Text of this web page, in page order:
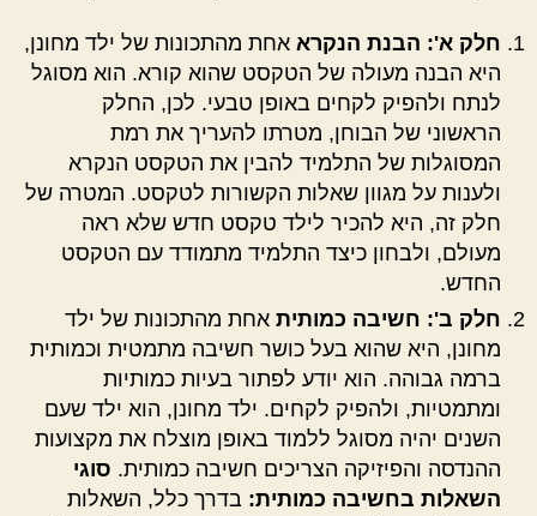
חלק א': הבנת הנקרא אחת מהתכונות של ילד מחונן,
היא הבנה מעולה של הטקסט שהוא קורא. הוא מסוגל
לנתח ולהפיק לקחים באופן טבעי. לכן, החלק
הראשוני של הבוחן, מטרתו להעריך את רמת
המסוגלות של התלמיד להבין את הטקסט הנקרא
ולענות על מגוון שאלות הקשורות לטקסט. המטרה של
חלק זה, היא להכיר לילד טקסט חדש שלא ראה
מעולם, ולבחון כיצד התלמיד מתמודד עם הטקסט
החדש.
חלק ב': חשיבה כמותית אחת מהתכונות של ילד
מחונן, היא שהוא בעל כושר חשיבה מתמטית וכמותית
ברמה גבוהה. הוא יודע לפתור בעיות כמותיות
ומתמטיות, ולהפיק לקחים. ילד מחונן, הוא ילד שעם
השנים יהיה מסוגל ללמוד באופן מוצלח את מקצועות
ההנדסה והפיזיקה הצריכים חשיבה כמותית. סוגי
השאלות בחשיבה כמותית: בדרך כלל, השאלות